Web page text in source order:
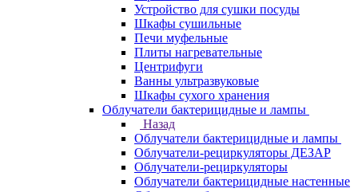
Устройство для сушки посуды
Шкафы сушильные
Печи муфельные
Плиты нагревательные
Центрифуги
Ванны ультразвуковые
Шкафы сухого хранения
Облучатели бактерицидные и лампы
Назад
Облучатели бактерицидные и лампы
Облучатели-рециркуляторы ДЕЗАР
Облучатели-рециркуляторы
Облучатели бактерицидные настенные